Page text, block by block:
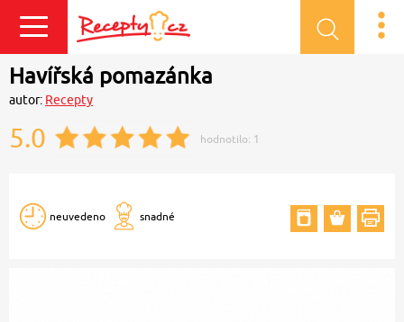
Přihlásit se
Havířská pomazánka
autor: Recepty
5.0 hodnotilo: 1
neuvedeno snadné